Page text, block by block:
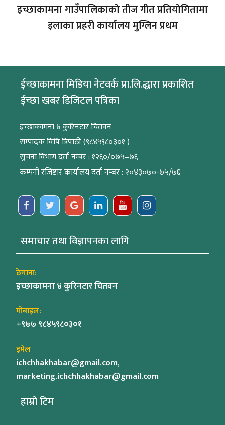
इच्छाकामना गाउँपालिकाको तीज गीत प्रतियोगितामा
इलाका प्रहरी कार्यालय मुग्लिन प्रथम
ईच्छाकामना मिडिया नेटवर्क प्रा.लि.द्धारा प्रकाशित
ईच्छा खबर डिजिटल पत्रिका
इच्छाकामना ४ कुरिनटार चितवन
सम्पादक विपि त्रिपाठी (९८४५९८०३०१ )
सुचना विभाग दर्ता नम्बर : १२६०/०७५–७६
कम्पनी रजिष्टार कार्यालय दर्ता नम्बर : २०४३०७०-७५/७६
समाचार तथा विज्ञापनका लागि
ठेगाना:
इच्छाकामना ४ कुरिनटार चितवन
मोबाइल:
+९७७ ९८४५९८०३०१
इमेल
ichchhakhabar@gmail.com,
marketing.ichchhakhabar@gmail.com
हाम्रो टिम